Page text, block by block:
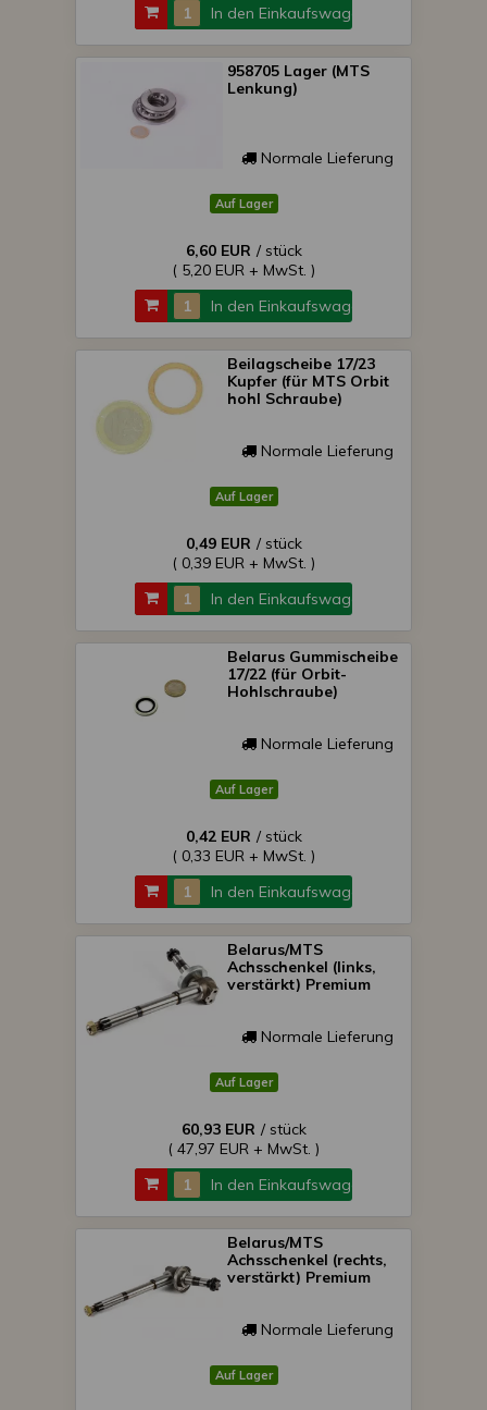
In den Einkaufswagen
958705 Lager (MTS
Lenkung)
Normale Lieferung
Auf Lager
6,60 EUR / stück
( 5,20 EUR + MwSt. )
In den Einkaufswagen
Beilagscheibe 17/23
Kupfer (für MTS Orbit
hohl Schraube)
Normale Lieferung
Auf Lager
0,49 EUR / stück
( 0,39 EUR + MwSt. )
In den Einkaufswagen
Belarus Gummischeibe
17/22 (für Orbit-
Hohlschraube)
Normale Lieferung
Auf Lager
0,42 EUR / stück
( 0,33 EUR + MwSt. )
In den Einkaufswagen
Belarus/MTS
Achsschenkel (links,
verstärkt) Premium
Normale Lieferung
Auf Lager
60,93 EUR / stück
( 47,97 EUR + MwSt. )
In den Einkaufswagen
Belarus/MTS
Achsschenkel (rechts,
verstärkt) Premium
Normale Lieferung
Auf Lager